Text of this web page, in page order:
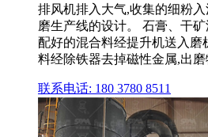
排风机排入大气,收集的细粉
磨生产线的设计。 石膏、干
配好的混合料经提升机送入磨
料经除铁器去掉磁性金属,出
联系电话: 180 3780 8511